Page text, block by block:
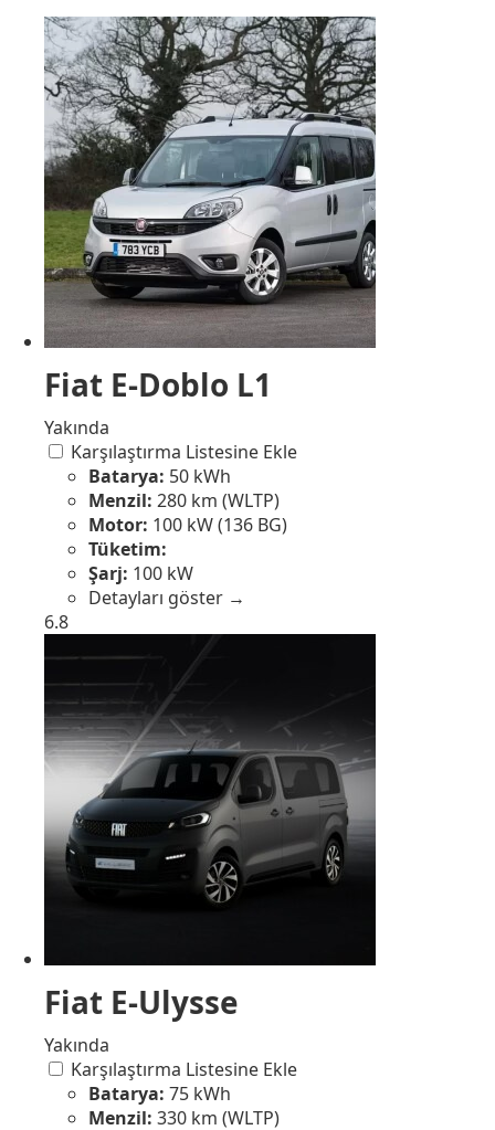
Fiat E-Doblo L1
Yakında
Karşılaştırma Listesine Ekle
Batarya: 50 kWh
Menzil: 280 km (WLTP)
Motor: 100 kW (136 BG)
Tüketim:
Şarj: 100 kW
Detayları göster →
6.8
Fiat E-Ulysse
Yakında
Karşılaştırma Listesine Ekle
Batarya: 75 kWh
Menzil: 330 km (WLTP)